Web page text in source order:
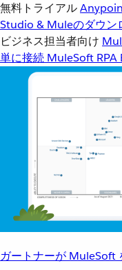
無料トライアル
Studio & Muleのダウン
ビジネス担当者向け
単に接続 MuleSoft RPA
ガートナーが MuleSoft